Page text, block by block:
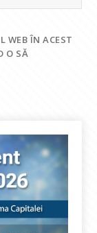
WEB ÎN ACEST
O SĂ